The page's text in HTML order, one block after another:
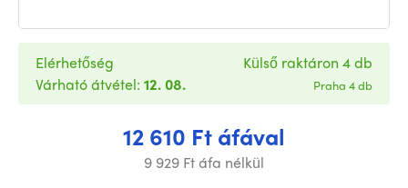
12 610 Ft áfával
9 929 Ft áfa nélkül
Elérhetőség
Várható átvétel: 12. 08.
Külső raktáron 4 db
Praha 4 db